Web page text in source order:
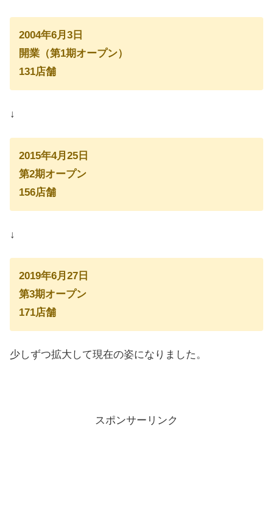
2004年6月3日
開業（第1期オープン）
131店舗
↓
2015年4月25日
第2期オープン
156店舗
↓
2019年6月27日
第3期オープン
171店舗
少しずつ拡大して現在の姿になりました。
スポンサーリンク